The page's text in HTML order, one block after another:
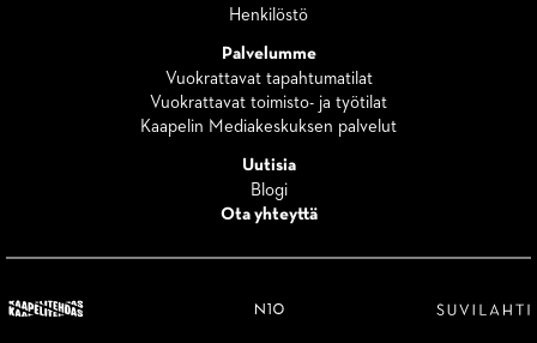
Henkilöstö
Palvelumme
Vuokrattavat tapahtumatilat
Vuokrattavat toimisto- ja työtilat
Kaapelin Mediakeskuksen palvelut
Uutisia
Blogi
Ota yhteyttä